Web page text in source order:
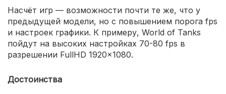
Насчёт игр — возможности почти те же, что у
предыдущей модели, но с повышением порога fps
и настроек графики. К примеру, World of Tanks
пойдут на высоких настройках 70-80 fps в
разрешении FullHD 1920×1080.
Достоинства